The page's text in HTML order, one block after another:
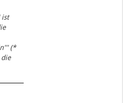
ist
(*